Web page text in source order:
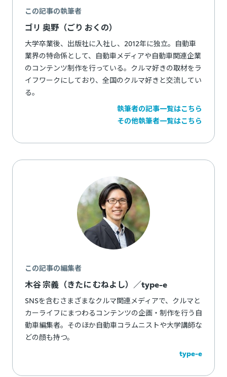
この記事の執筆者
ゴリ 奥野（ごり おくの）
大学卒業後、出版社に入社し、2012年に独立。自動車
業界の特命係として、自動車メディアや自動車関連企業
のコンテンツ制作を行っている。クルマ好きの取材をラ
イフワークにしており、全国のクルマ好きと交流してい
る。
執筆者の記事一覧はこちら
その他執筆者一覧はこちら
この記事の編集者
木谷 宗義（きたに むねよし）／type-e
SNSを含むさまざまなクルマ関連メディアで、クルマと
カーライフにまつわるコンテンツの企画・制作を行う自
動車編集者。そのほか自動車コラムニストや大学講師な
どの顔も持つ。
type-e